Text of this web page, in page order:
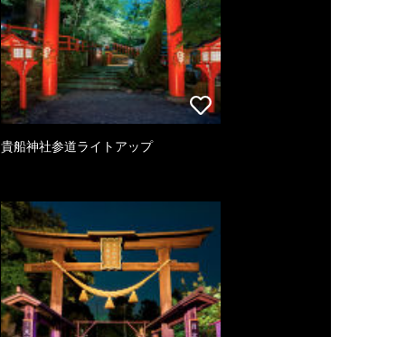
貴船神社参道ライトアップ